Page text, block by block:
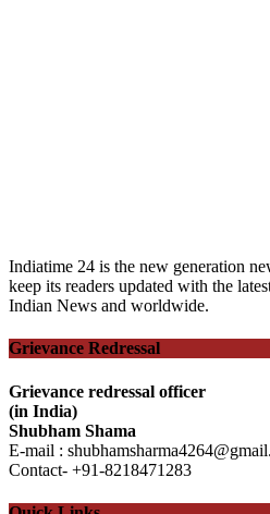
Indiatime 24 is the new generation
keep its readers updated with the
Indian News and worldwide.
Grievance Redressal
Grievance redressal officer
(in India)
Shubham Shama
E-mail :
Contact- +91-8218471283